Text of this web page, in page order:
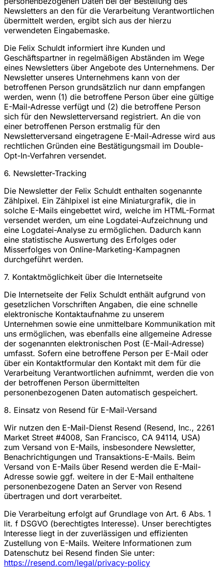
Newsletters an den für die Verarbeitung Verantwortlichen
übermittelt werden, ergibt sich aus der hierzu
verwendeten Eingabemaske.
Die Felix Schuldt informiert ihre Kunden und
Geschäftspartner in regelmäßigen Abständen im Wege
eines Newsletters über Angebote des Unternehmens. Der
Newsletter unseres Unternehmens kann von der
betroffenen Person grundsätzlich nur dann empfangen
werden, wenn (1) die betroffene Person über eine gültige
E-Mail-Adresse verfügt und (2) die betroffene Person
sich für den Newsletterversand registriert. An die von
einer betroffenen Person erstmalig für den
Newsletterversand eingetragene E-Mail-Adresse wird aus
rechtlichen Gründen eine Bestätigungsmail im Double-
Opt-In-Verfahren versendet.
6. Newsletter-Tracking
Die Newsletter der Felix Schuldt enthalten sogenannte
Zählpixel. Ein Zählpixel ist eine Miniaturgrafik, die in
solche E-Mails eingebettet wird, welche im HTML-Format
versendet werden, um eine Logdatei-Aufzeichnung und
eine Logdatei-Analyse zu ermöglichen. Dadurch kann
eine statistische Auswertung des Erfolges oder
Misserfolges von Online-Marketing-Kampagnen
durchgeführt werden.
7. Kontaktmöglichkeit über die Internetseite
Die Internetseite der Felix Schuldt enthält aufgrund von
gesetzlichen Vorschriften Angaben, die eine schnelle
elektronische Kontaktaufnahme zu unserem
Unternehmen sowie eine unmittelbare Kommunikation mit
uns ermöglichen, was ebenfalls eine allgemeine Adresse
der sogenannten elektronischen Post (E-Mail-Adresse)
umfasst. Sofern eine betroffene Person per E-Mail oder
über ein Kontaktformular den Kontakt mit dem für die
Verarbeitung Verantwortlichen aufnimmt, werden die von
der betroffenen Person übermittelten
personenbezogenen Daten automatisch gespeichert.
8. Einsatz von Resend für E-Mail-Versand
Wir nutzen den E-Mail-Dienst Resend (Resend, Inc., 2261
Market Street #4008, San Francisco, CA 94114, USA)
zum Versand von E-Mails, insbesondere Newsletter,
Benachrichtigungen und Transaktions-E-Mails. Beim
Versand von E-Mails über Resend werden die E-Mail-
Adresse sowie ggf. weitere in der E-Mail enthaltene
personenbezogene Daten an Server von Resend
übertragen und dort verarbeitet.
Die Verarbeitung erfolgt auf Grundlage von Art. 6 Abs. 1
lit. f DSGVO (berechtigtes Interesse). Unser berechtigtes
Interesse liegt in der zuverlässigen und effizienten
Zustellung von E-Mails. Weitere Informationen zum
Datenschutz bei Resend finden Sie unter:
https://resend.com/legal/privacy-policy